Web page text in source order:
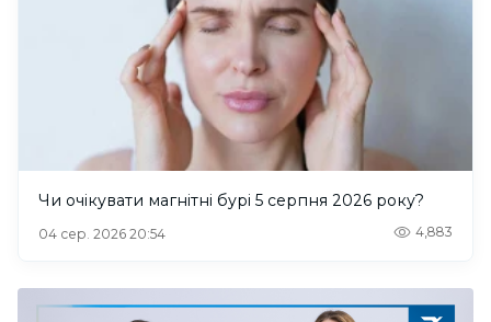
Чи очікувати магнітні бурі 5 серпня 2026 року?
04 сер. 2026 20:54 4,883